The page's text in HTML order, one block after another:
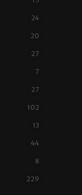
24
20
27
7
27
102
13
44
8
229